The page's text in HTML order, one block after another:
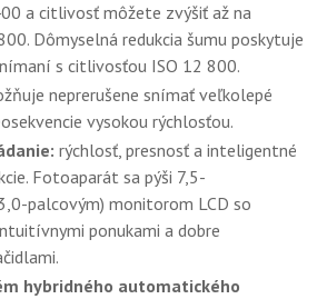
a citlivosť môžete zvýšiť až na
Dômyselná redukcia šumu poskytuje
s citlivosťou ISO 12 800.
neprerušene snímať veľkolepé
vysokou rýchlosťou.
rýchlosť, presnosť a inteligentné
Fotoaparát sa pýši 7,5-
palcovým) monitorom LCD so
ponukami a dobre
hybridného automatického